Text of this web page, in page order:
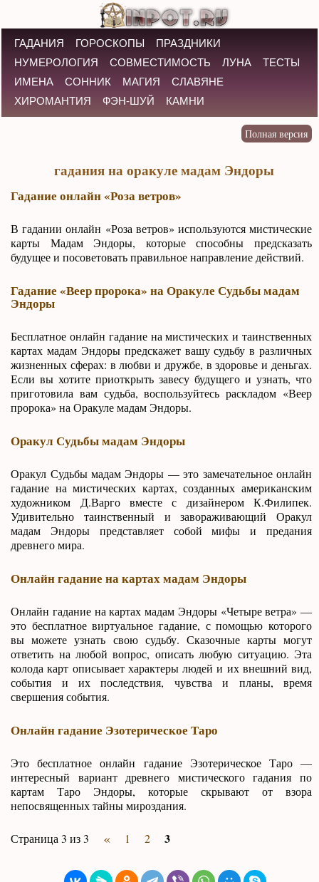
ГАДАНИЯ ГОРОСКОПЫ
ПРАЗДНИКИ
НУМЕРОЛОГИЯ
СОВМЕСТИМОСТЬ ЛУНА
ТЕСТЫ
ИМЕНА
СОННИК МАГИЯ
СЛАВЯНЕ
ХИРОМАНТИЯ
ФЭН-ШУЙ КАМНИ
гадания на оракуле мадам Эндоры
Гадание онлайн «Роза ветров»
В гадании онлайн «Роза ветров» используются мистические
карты Мадам Эндоры, которые способны предсказать
будущее и посоветовать правильное направление действий.
Гадание «Веер пророка» на Оракуле Судьбы мадам
Эндоры
Бесплатное онлайн гадание на мистических и таинственных
картах мадам Эндоры предскажет вашу судьбу в различных
жизненных сферах: в любви и дружбе, в здоровье и деньгах.
Если вы хотите приоткрыть завесу будущего и узнать, что
приготовила вам судьба, воспользуйтесь раскладом «Веер
пророка» на Оракуле мадам Эндоры.
Оракул Судьбы мадам Эндоры
Оракул Судьбы мадам Эндоры — это замечательное онлайн
гадание на мистических картах, созданных американским
художником Д.Варго вместе с дизайнером К.Филипек.
Удивительно таинственный и завораживающий Оракул
мадам Эндоры представляет собой мифы и предания
древнего мира.
Онлайн гадание на картах мадам Эндоры
Онлайн гадание на картах мадам Эндоры «Четыре ветра» —
это бесплатное виртуальное гадание, с помощью которого
вы можете узнать свою судьбу. Сказочные карты могут
ответить на любой вопрос, описать любую ситуацию. Эта
колода карт описывает характеры людей и их внешний вид,
события и их последствия, чувства и планы, время
свершения события.
Онлайн гадание Эзотерическое Таро
Это бесплатное онлайн гадание Эзотерическое Таро —
интересный вариант древнего мистического гадания по
картам Таро Эндоры, которые скрывают от взора
непосвященных тайны мироздания.
Страница 3 из 3 « 1 2 3